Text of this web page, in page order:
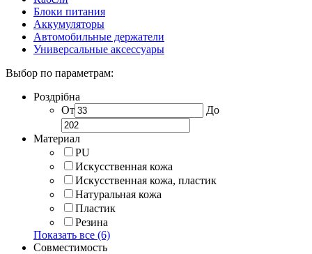
Блоки питания
Аккумуляторы
Автомобильные держатели
Универсальные аксессуары
Выбор по параметрам:
Роздрібна
От
До
Материал
PU
Искусственная кожа
Искусственная кожа, пластик
Натуральная кожа
Пластик
Резина
Показать все (6)
Совместимость